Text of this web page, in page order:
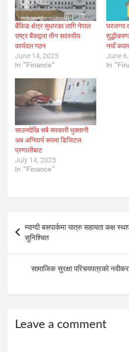
बैंकिङ क्षेत्र सुधारका लागि नेपाल
राष्ट्र बैंकद्वारा तीन सदस्यीय
कार्यदल गठन
June 14, 2025
In "Finance"
घरजग्गा
नयाँ कदम
June
In
साउनदेखि सबै सरकारी भुक्तानी
अब अनिवार्य रूपमा डिजिटल
प्रणालीबाट
July 14, 2025
In "Finance"
navigation
म्याग्दी बसपार्कमा यात्रु सहायता कक्ष
सुनिश्चित
सामाजिक सुरक्षा परिचयपत्रको
Leave a comment